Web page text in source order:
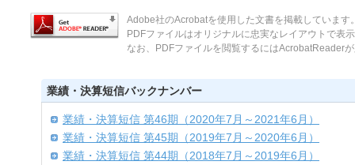
Adobe社のAcrobatを使用した文書を掲載しています
PDFファイルはオリジナルに忠実なレイアウトで表
なお、PDFファイルを閲覧するにはAcrobatReader
業績・決算短信バックナンバー
業績・決算短信 第46期（2020年7月～2021年6月）
業績・決算短信 第45期（2019年7月～2020年6月）
業績・決算短信 第44期（2018年7月～2019年6月）